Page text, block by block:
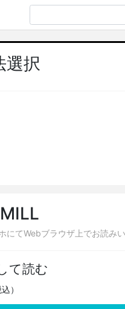
選択
てWebブラウザ上でお読みい
て読む
）